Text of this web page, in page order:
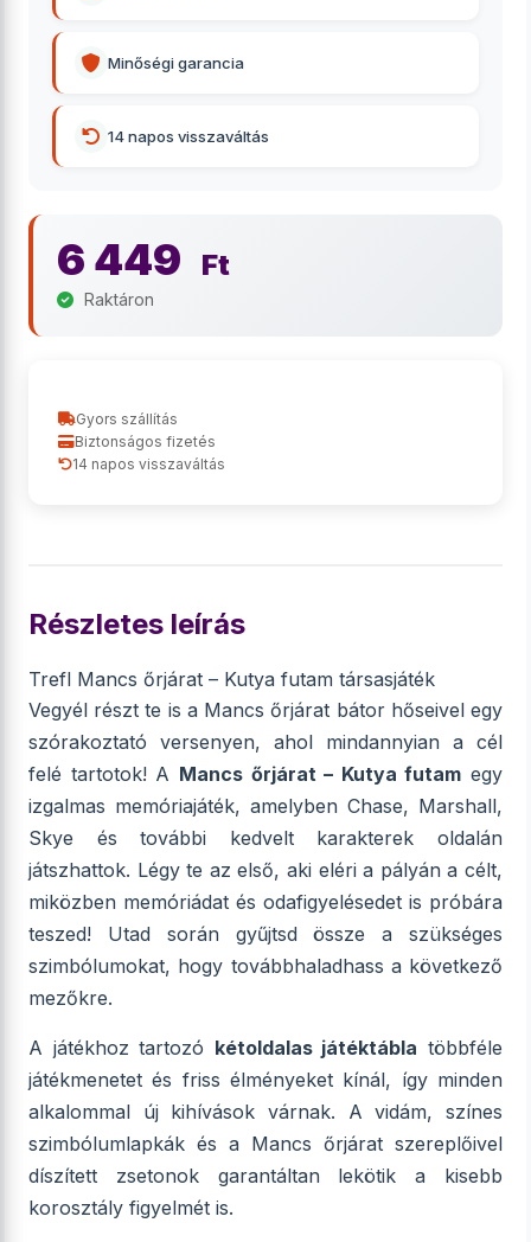
Minőségi garancia
14 napos visszaváltás
6 449 Ft
Raktáron
Gyors szállítás
Biztonságos fizetés
14 napos visszaváltás
Részletes leírás
Trefl Mancs őrjárat – Kutya futam társasjáték
Vegyél részt te is a Mancs őrjárat bátor hőseivel egy
szórakoztató versenyen, ahol mindannyian a cél
felé tartotok! A Mancs őrjárat – Kutya futam egy
izgalmas memóriajáték, amelyben Chase, Marshall,
Skye és további kedvelt karakterek oldalán
játszhattok. Légy te az első, aki eléri a pályán a célt,
miközben memóriádat és odafigyelésedet is próbára
teszed! Utad során gyűjtsd össze a szükséges
szimbólumokat, hogy továbbhaladhass a következő
mezőkre.
A játékhoz tartozó kétoldalas játéktábla többféle
játékmenetet és friss élményeket kínál, így minden
alkalommal új kihívások várnak. A vidám, színes
szimbólumlapkák és a Mancs őrjárat szereplőivel
díszített zsetonok garantáltan lekötik a kisebb
korosztály figyelmét is.